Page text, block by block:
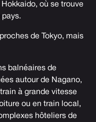
où se trouve
pays.
de Tokyo, mais
balnéaires de
autour de Nagano,
à grande vitesse
ou en train local,
hôteliers de